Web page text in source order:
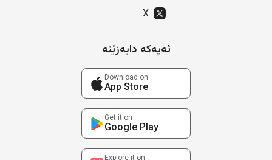
X
ئەپەکە دابەزێنە
Download on
App Store
Get it on
Google Play